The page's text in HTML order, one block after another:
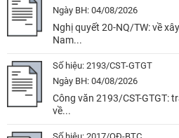
Ngày BH: 04/08/2026
Nghị quyết 20-NQ/TW: về
Nam...
Số hiệu: 2193/CST-GTGT
Ngày BH: 04/08/2026
Công văn 2193/CST-GTGT:
về...